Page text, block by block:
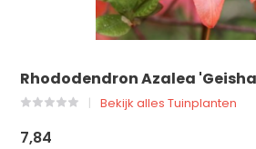
Rhododendron Azalea
Bekijk alles Tuinplanten
7,84